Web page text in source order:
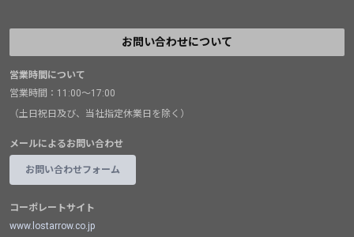
お問い合わせについて
営業時間について
営業時間：11:00～17:00
（土日祝日及び、当社指定休業日を除く）
メールによるお問い合わせ
お問い合わせフォーム
コーポレートサイト
www.lostarrow.co.jp